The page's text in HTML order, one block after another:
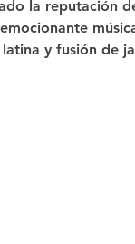
la reputación
latina y fusión de